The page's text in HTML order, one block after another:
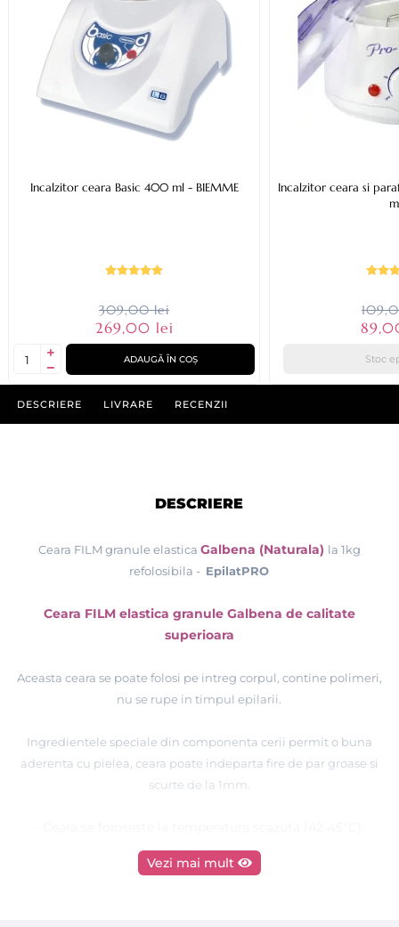
Incalzitor ceara Basic 400 ml - BIEMME
309,00 lei
269,00 lei
ADAUGĂ ÎN COȘ
Incalzitor ceara si
Stoc
DESCRIERE LIVRARE RECENZII
DESCRIERE
Ceara FILM granule elastica Galbena (Naturala) la 1kg
refolosibila - EpilatPRO
Ceara FILM elastica granule Galbena de calitate
superioara
Aceasta ceara se poate folosi pe intreg corpul, contine polimeri,
nu se rupe in timpul epilarii.
Ingredientele speciale din componenta cerii permit o buna
aderenta cu pielea, ceara poate indeparta fire de par groase si
scurte de la 1mm.
Ceara este foarte flexibilă, nu se rupe dupa aplicare si nu
creeaza fire elastice.
Vezi mai mult